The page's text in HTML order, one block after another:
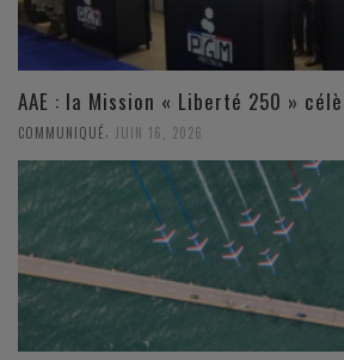
AAE : la Mission « Liberté 250 »
COMMUNIQUÉ JUIN 16, 2026